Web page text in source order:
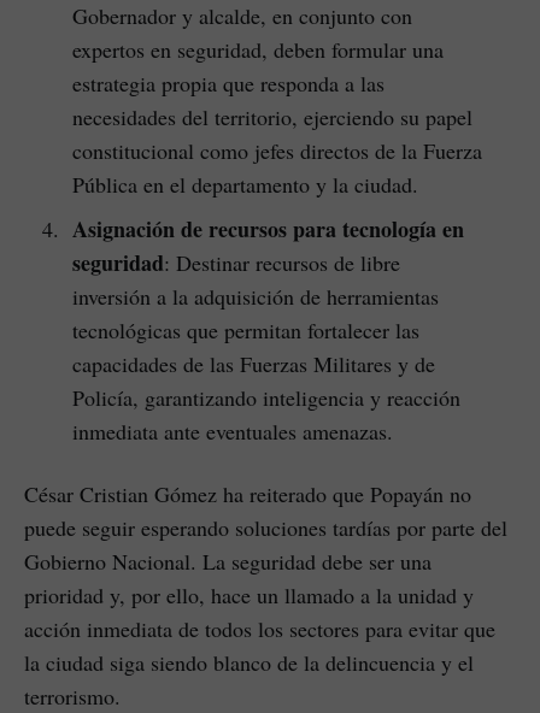
Gobernador y alcalde, en conjunto con
expertos en seguridad, deben formular una
estrategia propia que responda a las
necesidades del territorio, ejerciendo su papel
constitucional como jefes directos de la Fuerza
Pública en el departamento y la ciudad.
Asignación de recursos para tecnología en
seguridad: Destinar recursos de libre
inversión a la adquisición de herramientas
tecnológicas que permitan fortalecer las
capacidades de las Fuerzas Militares y de
Policía, garantizando inteligencia y reacción
inmediata ante eventuales amenazas.
César Cristian Gómez ha reiterado que Popayán no
puede seguir esperando soluciones tardías por parte del
Gobierno Nacional. La seguridad debe ser una
prioridad y, por ello, hace un llamado a la unidad y
acción inmediata de todos los sectores para evitar que
la ciudad siga siendo blanco de la delincuencia y el
terrorismo.